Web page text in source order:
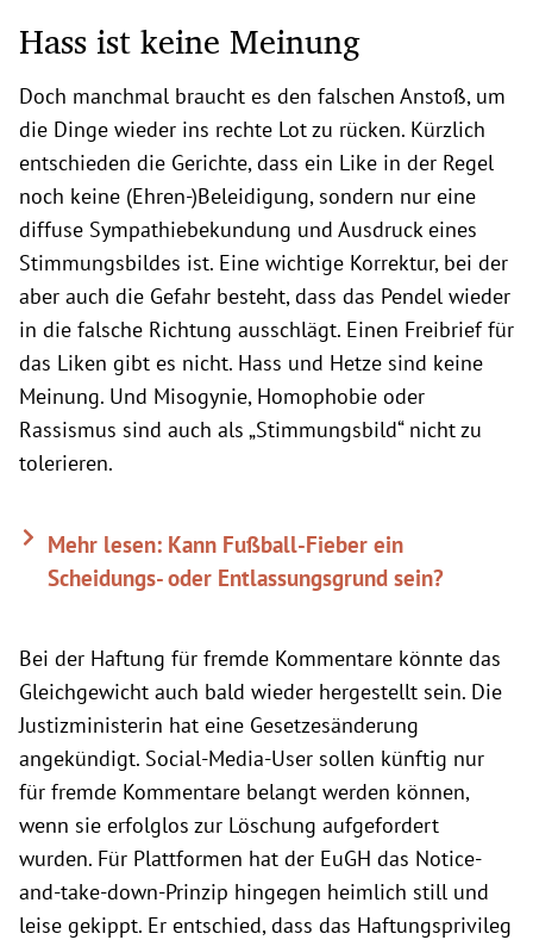
Hass ist keine Meinung
Doch manchmal braucht es den falschen Anstoß, um
die Dinge wieder ins rechte Lot zu rücken. Kürzlich
entschieden die Gerichte, dass ein Like in der Regel
noch keine (Ehren-)Beleidigung, sondern nur eine
diffuse Sympathiebekundung und Ausdruck eines
Stimmungsbildes ist. Eine wichtige Korrektur, bei der
aber auch die Gefahr besteht, dass das Pendel wieder
in die falsche Richtung ausschlägt. Einen Freibrief für
das Liken gibt es nicht. Hass und Hetze sind keine
Meinung. Und Misogynie, Homophobie oder
Rassismus sind auch als „Stimmungsbild“ nicht zu
tolerieren.
Mehr lesen: Kann Fußball-Fieber ein
Scheidungs- oder Entlassungsgrund sein?
Bei der Haftung für fremde Kommentare könnte das
Gleichgewicht auch bald wieder hergestellt sein. Die
Justizministerin hat eine Gesetzesänderung
angekündigt. Social-Media-User sollen künftig nur
für fremde Kommentare belangt werden können,
wenn sie erfolglos zur Löschung aufgefordert
wurden. Für Plattformen hat der EuGH das Notice-
and-take-down-Prinzip hingegen heimlich still und
leise gekippt. Er entschied, dass das Haftungsprivileg